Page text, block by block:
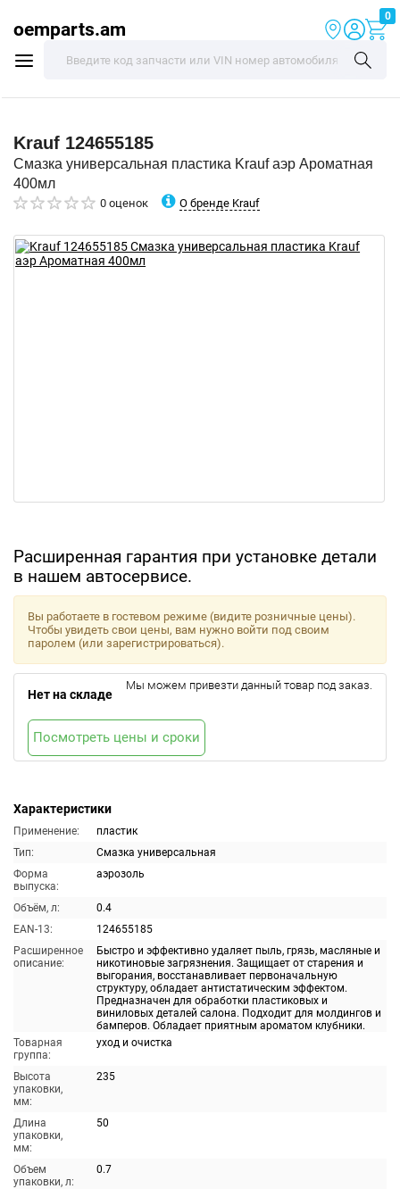
oemparts.am
0
Krauf 124655185
Смазка универсальная пластика Krauf аэр Ароматная
400мл
0 оценок О бренде Krauf
Расширенная гарантия при установке детали
в нашем автосервисе.
Характеристики
Применение:
пластик
Тип:
Смазка универсальная
Форма
выпуска:
аэрозоль
Объём, л:
0.4
EAN-13:
124655185
Расширенное
описание:
Быстро и эффективно удаляет пыль, грязь, масляные и
никотиновые загрязнения. Защищает от старения и
выгорания, восстанавливает первоначальную
структуру, обладает антистатическим эффектом.
Предназначен для обработки пластиковых и
виниловых деталей салона. Подходит для молдингов и
бамперов. Обладает приятным ароматом клубники.
Товарная
группа:
уход и очистка
Высота
упаковки,
мм:
235
Длина
упаковки,
мм:
50
Объем
упаковки, л:
0.7
Вы работаете в гостевом режиме (видите розничные цены).
Чтобы увидеть свои цены, вам нужно войти под своим
паролем (или зарегистрироваться).
Нет на складе
Мы можем привезти данный товар под заказ.
Посмотреть цены и сроки